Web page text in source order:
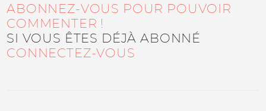
ABONNEZ-VOUS POUR POUVOIR
COMMENTER !
SI VOUS ÊTES DÉJÀ ABONNÉ
CONNECTEZ-VOUS